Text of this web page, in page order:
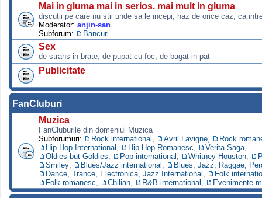
Mai in gluma mai in serios. mai mult in gluma
discutii pe care nu stii unde sa le incepi, haz de orice caz; ca
Moderator: anjin-san
Subforum:
Bancuri
Sex
de strans in brate, de pupat cu foc, de bagat in pat
Publicitate
FanCluburi
Muzica
FanCluburile din domeniul Muzica
Subforumuri:
Rock international Avril Lavigne
Rock
Hip-Hop International
Hip-Hop Romanesc Verita Saga
Oldies but Goldies
Pop international Whitney Houston
Smiley
Blues/Jazz international
Blues, Jazz, Raggae,
Dance, Trance, Electronica, Jazz International
Folk
Folk romanesc
Chilian R&B international Evenimente